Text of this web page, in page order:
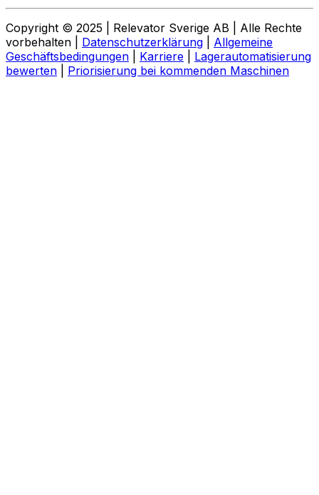
Copyright © 2025 | Relevator Sverige AB | Alle Rechte
vorbehalten | Datenschutzerklärung
Allgemeine
Geschäftsbedingungen
Karriere
Lagerautomatisierung
bewerten
Priorisierung bei kommenden Maschinen